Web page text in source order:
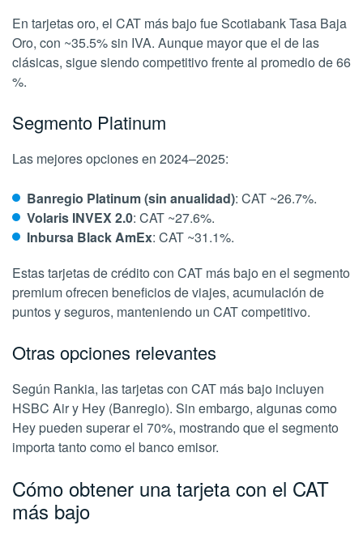
En tarjetas oro, el CAT más bajo fue Scotiabank Tasa Baja
Oro, con ~35.5% sin IVA. Aunque mayor que el de las
clásicas, sigue siendo competitivo frente al promedio de 66
%.
Segmento Platinum
Las mejores opciones en 2024–2025:
Banregio Platinum (sin anualidad): CAT ~26.7%.
Volaris INVEX 2.0: CAT ~27.6%.
Inbursa Black AmEx: CAT ~31.1%.
Estas tarjetas de crédito con CAT más bajo en el segmento
premium ofrecen beneficios de viajes, acumulación de
puntos y seguros, manteniendo un CAT competitivo.
Otras opciones relevantes
Según Rankia, las tarjetas con CAT más bajo incluyen
HSBC Air y Hey (Banregio). Sin embargo, algunas como
Hey pueden superar el 70%, mostrando que el segmento
importa tanto como el banco emisor.
Cómo obtener una tarjeta con el CAT
más bajo